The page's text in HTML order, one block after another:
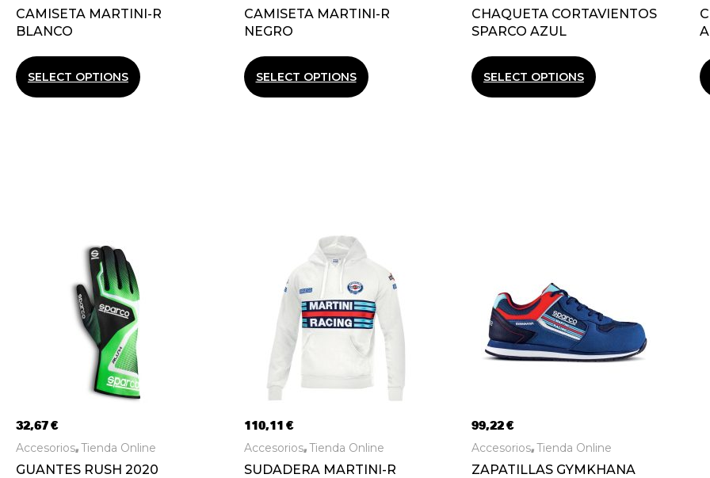
CAMISETA MARTINI-R
BLANCO
SELECT OPTIONS
CAMISETA MARTINI-R
NEGRO
SELECT OPTIONS
CHAQUETA CORTAVIENTOS
SPARCO AZUL
SELECT OPTIONS
32,67€
Accesorios, Tienda Online
GUANTES RUSH 2020
110,11 €
Accesorios, Tienda Online
SUDADERA MARTINI-R
99,22€
Accesorios, Tienda Online
ZAPATILLAS GYMKHANA